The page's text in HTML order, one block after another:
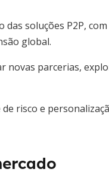
soluções P2P,
global.
novas parcerias,
risco e